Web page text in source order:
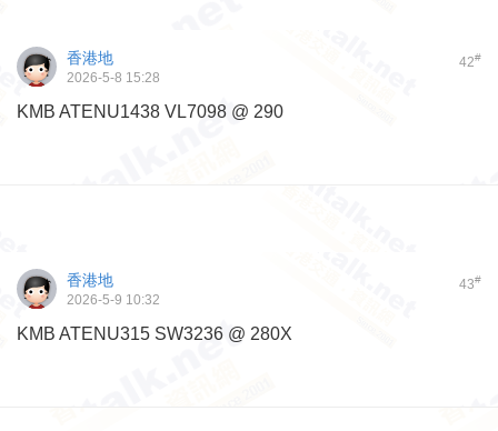
42#
香港地
2026-5-8 15:28
KMB ATENU1438 VL7098 @ 290
43#
香港地
2026-5-9 10:32
KMB ATENU315 SW3236 @ 280X